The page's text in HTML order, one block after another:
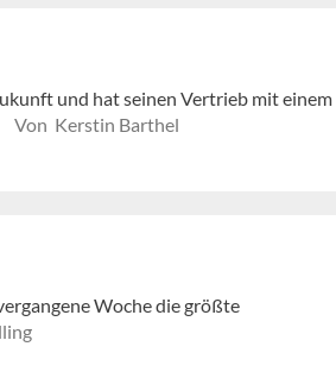
und hat seinen Vertrieb mit einem
Von Kerstin Barthel
Woche die größte